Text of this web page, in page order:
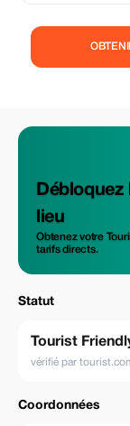
lieu
Obtenez votre
tarifs directs.
Statut
Tourist
vérifié par
Coordonnées